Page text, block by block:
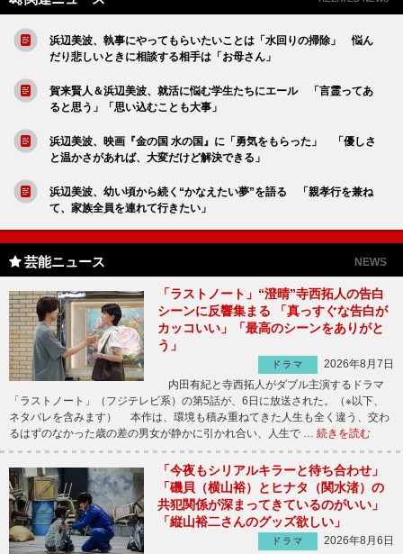
浜辺美波、執事にやってもらいたいことは「水回りの掃除」 悩ん
だり悲しいときに相談する相手は「お母さん」
賀来賢人＆浜辺美波、就活に悩む学生たちにエール 「言霊ってあ
ると思う」「思い込むことも大事」
浜辺美波、映画『金の国 水の国』に「勇気をもらった」 「優しさ
と温かさがあれば、大変だけど解決できる」
浜辺美波、幼い頃から続く“かなえたい夢”を語る 「親孝行を兼ね
て、家族全員を連れて行きたい」
芸能ニュース NEWS
「ラストノート」“澄晴”寺西拓人の告白
シーンに反響集まる 「真っすぐな告白が
カッコいい」「最高のシーンをありがと
う」
ドラマ
2026年8月7日
内田有紀と寺西拓人がダブル主演するドラマ
「ラストノート」（フジテレビ系）の第5話が、6日に放送された。（※以下、
ネタバレを含みます） 本作は、環境も積み重ねてきた人生も全く違う、交わ
るはずのなかった歳の差の男女が静かに引かれ合い、人生で … 続きを読む
「今夜もシリアルキラーと待ち合わせ」
「磯貝（横山裕）とヒナタ（関水渚）の
共犯関係が深まってきているのがいい」
「縦山裕二さんのグッズ欲しい」
ドラマ
2026年8月6日